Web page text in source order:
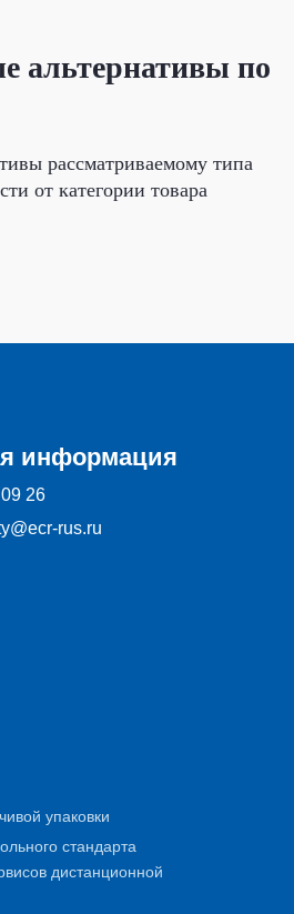
альтернативы по
рассматриваемому типа
от категории товара
26
rus.ru
информация
упаковки
стандарта
дистанционной